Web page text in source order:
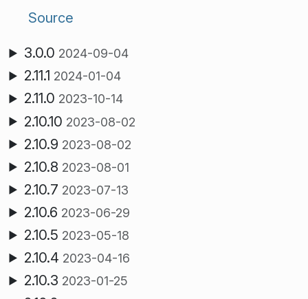
Source
3.0.0 2024-09-04
2.11.1 2024-01-04
2.11.0 2023-10-14
2.10.10 2023-08-02
2.10.9 2023-08-02
2.10.8 2023-08-01
2.10.7 2023-07-13
2.10.6 2023-06-29
2.10.5 2023-05-18
2.10.4 2023-04-16
2.10.3 2023-01-25